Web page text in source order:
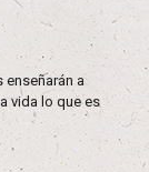
enseñarán a
vida lo que es